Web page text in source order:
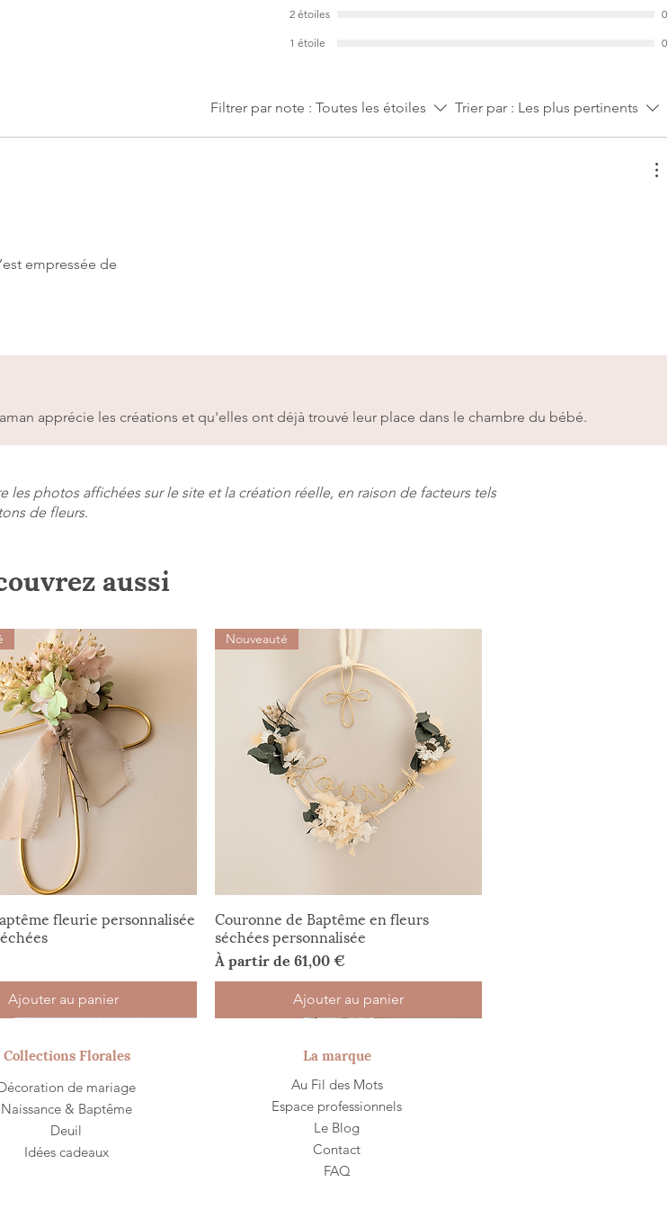
2 étoiles 0
1 étoile 0
Filtrer par note : Toutes les étoiles Trier par : Les plus pertinents
empressée de
apprécie les créations et qu'elles ont déjà trouvé leur place dans le chambre du bébé.
les photos affichées sur le site et la création réelle, en raison de facteurs tels
de fleurs.
aussi
fleurie personnalisée
Ajouter au panier
Nouveauté
Couronne de Baptême en fleurs
séchées personnalisée
À partir de61,00 €
Prix promotionnel
Ajouter au panier
Collections Florales La marque
Au Fil des Mots
Espace professionnels
Le Blog
Contact
FAQ
de mariage
Naissance & Baptême
Deuil
Idées cadeaux